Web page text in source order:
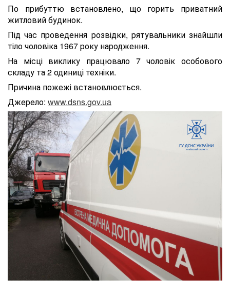
По прибуттю встановлено, що горить приватний
житловий будинок.
Під час проведення розвідки, рятувальники знайшли
тіло чоловіка 1967 року народження.
На місці виклику працювало 7 чоловік особового
складу та 2 одиниці техніки.
Причина пожежі встановлюється.
Джерело: www.dsns.gov.ua